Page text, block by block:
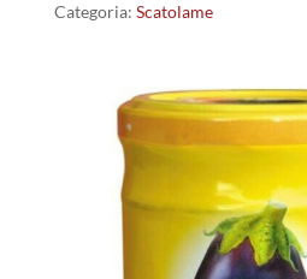
gr
Categoria: Scatolame